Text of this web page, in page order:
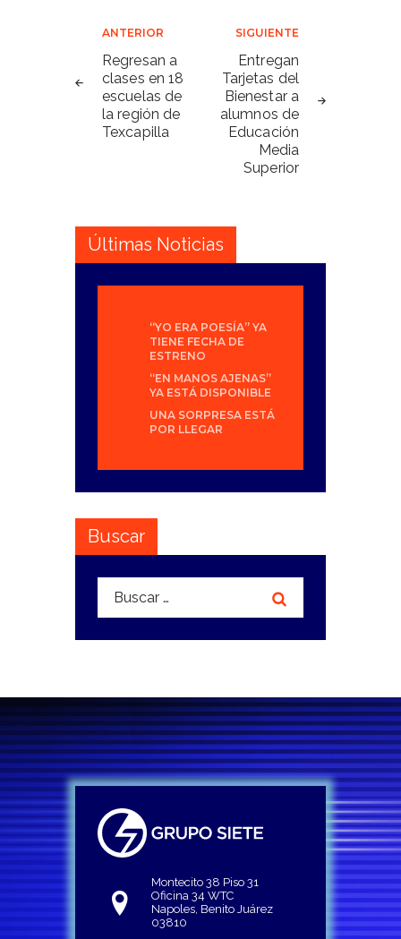
Navegación
de
entradas
ANTERIOR
Regresan a
clases en 18
escuelas de
la región de
Texcapilla
SIGUIENTE
Entregan
Tarjetas del
Bienestar a
alumnos de
Educación
Media
Superior
Últimas Noticias
“YO ERA POESÍA” YA
TIENE FECHA DE
ESTRENO
“EN MANOS AJENAS”
YA ESTÁ DISPONIBLE
UNA SORPRESA ESTÁ
POR LLEGAR
Buscar
Buscar:
Montecito 38 Piso 31
Oficina 34 WTC
Napoles, Benito Juárez
03810